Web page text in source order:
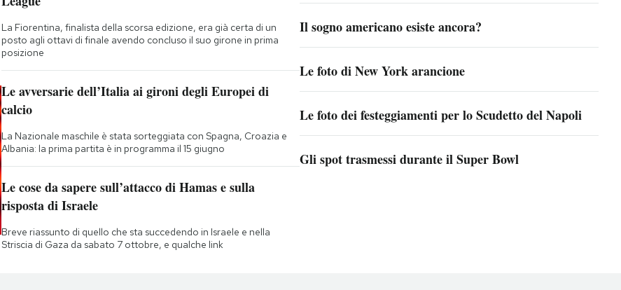
La Fiorentina, finalista della scorsa edizione, era già certa di un
posto agli ottavi di finale avendo concluso il suo girone in prima
posizione
Le avversarie dell’Italia ai gironi degli Europei di
calcio
La Nazionale maschile è stata sorteggiata con Spagna, Croazia e
Albania: la prima partita è in programma il 15 giugno
Le cose da sapere sull’attacco di Hamas e sulla
risposta di Israele
Breve riassunto di quello che sta succedendo in Israele e nella
Striscia di Gaza da sabato 7 ottobre, e qualche link
Il sogno americano esiste ancora?
Le foto di New York arancione
Le foto dei festeggiamenti per lo Scudetto del Napoli
Gli spot trasmessi durante il Super Bowl